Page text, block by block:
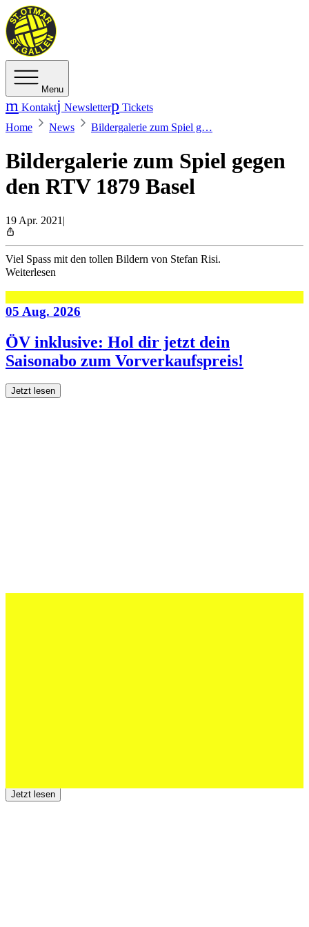
Menu
Kontakt Newsletter
Tickets
Home
News Bildergalerie zum Spiel g…
Bildergalerie zum Spiel gegen
den RTV 1879 Basel
19 Apr. 2021 |
Viel Spass mit den tollen Bildern von Stefan Risi.
Weiterlesen
05 Aug. 2026
ÖV inklusive: Hol dir jetzt dein
Saisonabo zum Vorverkaufspreis!
Jetzt lesen
Jetzt lesen